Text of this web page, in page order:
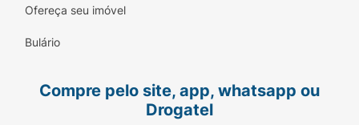
Ofereça seu imóvel
Bulário
Compre pelo site, app, whatsapp ou
Drogatel